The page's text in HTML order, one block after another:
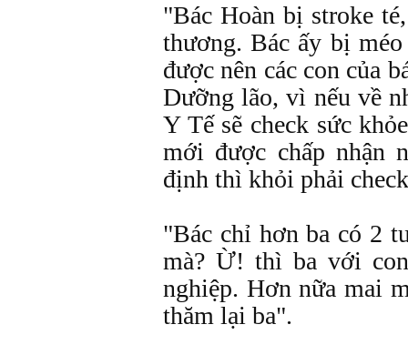
"Bác Hoàn bị stroke
thương. Bác ấy bị
được nên các con của
Dưỡng lão, vì nếu về
Y Tế sẽ check sức
mới được chấp nhận
định thì khỏi phải
"Bác chỉ hơn ba có 2
mà? Ừ! thì ba với
nghiệp. Hơn nữa mai
thăm lại ba".